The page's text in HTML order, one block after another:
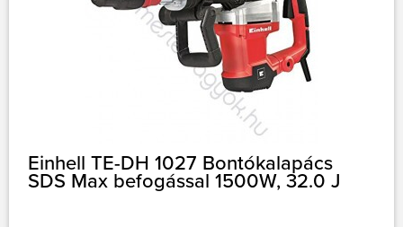
Einhell TE-DH 1027 Bontókalapács
SDS Max befogással 1500W, 32.0 J